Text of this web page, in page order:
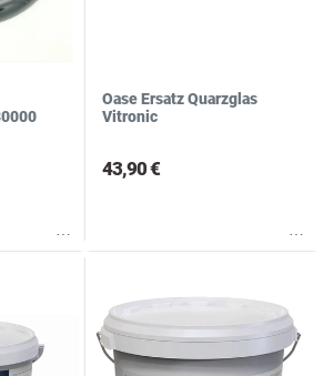
Oase Ersatz Quarzglas
Vitronic
43,90 €